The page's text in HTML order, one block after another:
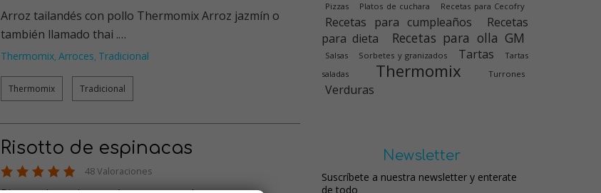
Arroz tailandés con pollo Thermomix Arroz jazmín o
también llamado thai .…
Thermomix, Arroces, Tradicional
Thermomix Tradicional
Risotto de espinacas
48 Valoraciones
Pizzas Platos de cuchara Recetas para Cecofry
Recetas para cumpleaños
Recetas
para dieta
Recetas para olla GM
Salsas Sorbetes y granizados Tartas
Tartas
saladas
Thermomix Turrones
Verduras
Newsletter
Suscríbete a nuestra newsletter y enterate
de todo